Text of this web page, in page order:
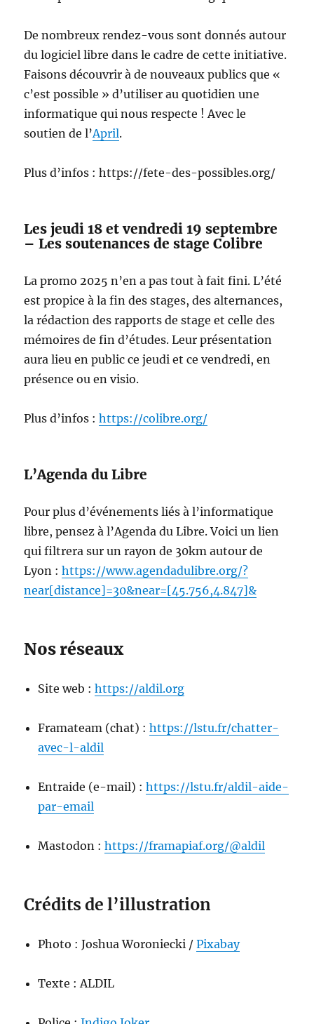
De nombreux rendez-vous sont donnés autour
du logiciel libre dans le cadre de cette initiative.
Faisons découvrir à de nouveaux publics que «
c’est possible » d’utiliser au quotidien une
informatique qui nous respecte ! Avec le
soutien de l’April.
Plus d’infos : https://fete-des-possibles.org/
Les jeudi 18 et vendredi 19 septembre
– Les soutenances de stage Colibre
La promo 2025 n’en a pas tout à fait fini. L’été
est propice à la fin des stages, des alternances,
la rédaction des rapports de stage et celle des
mémoires de fin d’études. Leur présentation
aura lieu en public ce jeudi et ce vendredi, en
présence ou en visio.
Plus d’infos :https://colibre.org/
L’Agenda du Libre
Pour plus d’événements liés à l’informatique
libre, pensez à l’Agenda du Libre. Voici un lien
qui filtrera sur un rayon de 30km autour de
Lyon :https://www.agendadulibre.org/?
near[distance]=30&near=[45.756,4.847]&
Nos réseaux
Site web :https://aldil.org
Framateam (chat) :https://lstu.fr/chatter-
avec-l-aldil
Entraide (e-mail) :https://lstu.fr/aldil-aide-
par-email
Mastodon :https://framapiaf.org/@aldil
Crédits de l’illustration
Photo : Joshua Woroniecki /Pixabay
Texte : ALDIL